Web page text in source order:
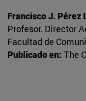
Francisco J. Pérez
Profesor. Director
Facultad de
Publicado en: The